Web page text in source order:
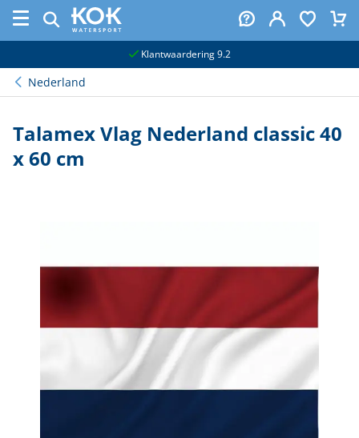
Klantwaardering 9.2
Nederland
Talamex Vlag Nederland classic 40
x 60 cm